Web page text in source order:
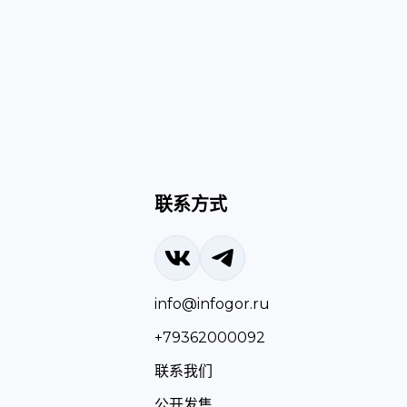
联系方式
info@infogor.ru
+79362000092
联系我们